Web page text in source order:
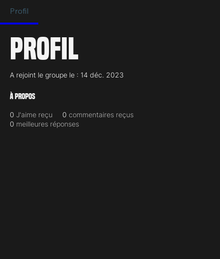
Profil
Profil
A rejoint le groupe le : 14 déc. 2023
À propos
0 J'aime reçu 0 commentaires reçus
0 meilleures réponses